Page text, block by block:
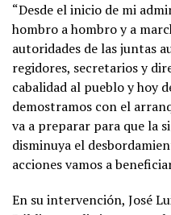
“Desde el inicio de mi
hombro a hombro y a
autoridades de las juntas
regidores, secretarios y
cabalidad al pueblo y hoy
demostramos con el
va a preparar para que la
disminuya el
acciones vamos a
En su intervención, José